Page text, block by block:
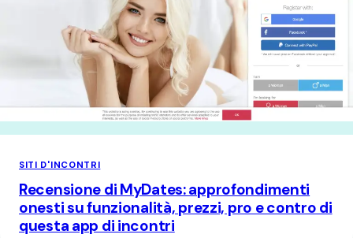
SITI D'INCONTRI
Recensione di MyDates: approfondimenti
onesti su funzionalità, prezzi, pro e contro di
questa app di incontri